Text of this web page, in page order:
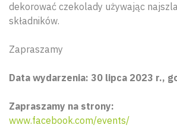
dekorować czekolady używając
składników.
Zapraszamy
Data wydarzenia: 30 lipca 2023 r.,
Zapraszamy na strony:
www.facebook.com/events/